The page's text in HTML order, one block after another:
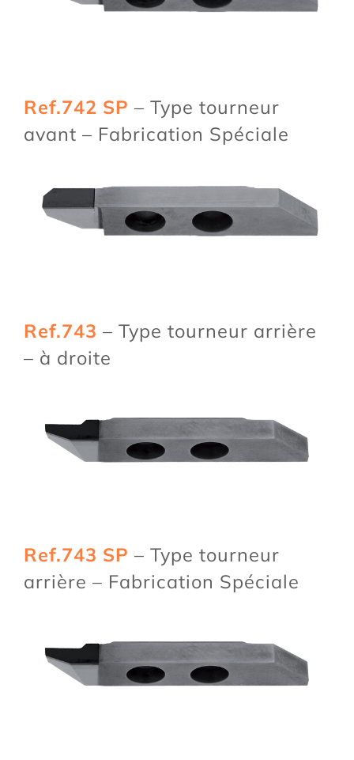
Ref.742 SP – Type tourneur
avant – Fabrication Spéciale
Ref.743 – Type tourneur arrière
– à droite
Ref.743 SP – Type tourneur
arrière – Fabrication Spéciale